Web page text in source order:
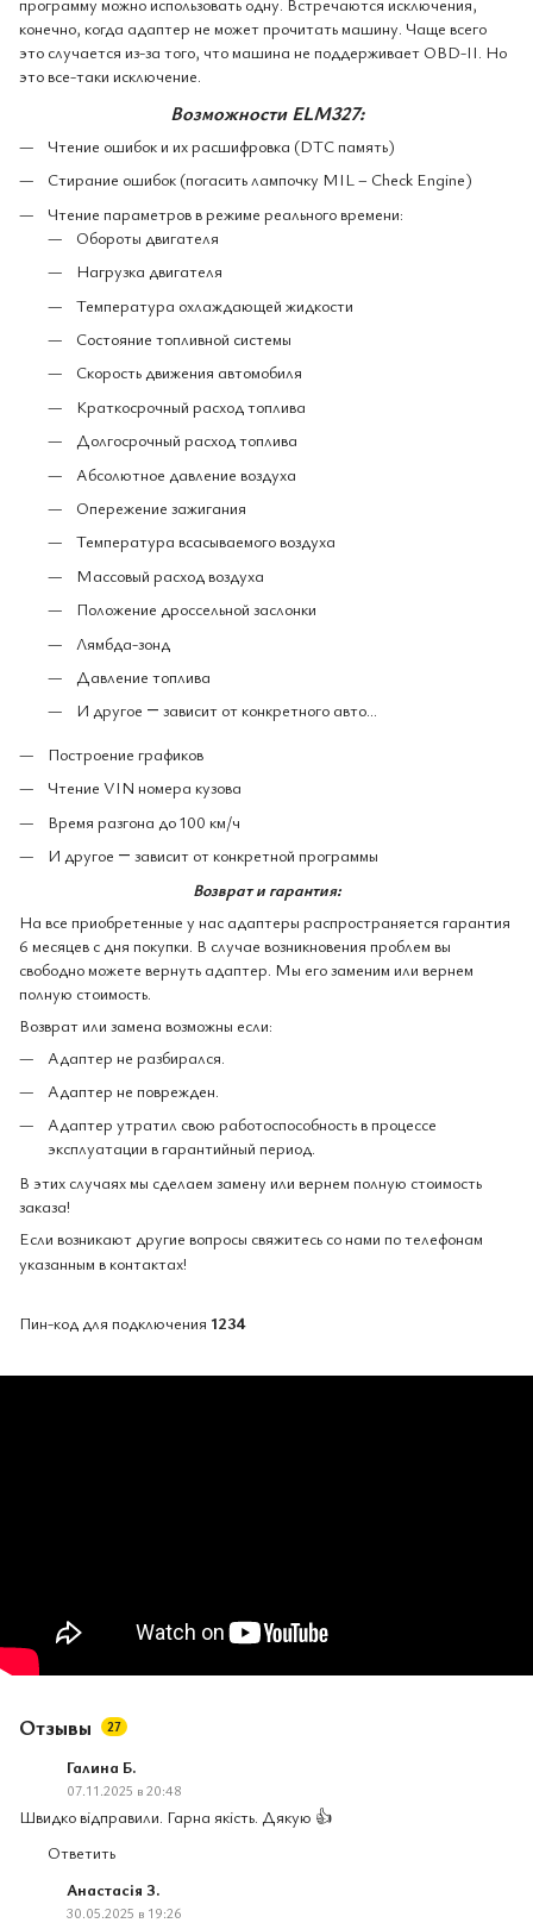
конечно, когда адаптер не может прочитать машину. Чаще всего
это случается из-за того, что машина не поддерживает OBD-II. Но
это все-таки исключение.
Возможности ELM327:
Чтение ошибок и их расшифровка (DTC память)
Стирание ошибок (погасить лампочку MIL – Check Engine)
Чтение параметров в режиме реального времени:
Обороты двигателя
Нагрузка двигателя
Температура охлаждающей жидкости
Состояние топливной системы
Скорость движения автомобиля
Краткосрочный расход топлива
Долгосрочный расход топлива
Абсолютное давление воздуха
Опережение зажигания
Температура всасываемого воздуха
Массовый расход воздуха
Положение дроссельной заслонки
Лямбда-зонд
Давление топлива
И другое ― зависит от конкретного авто...
Построение графиков
Чтение VIN номера кузова
Время разгона до 100 км/ч
И другое ― зависит от конкретной программы
Возврат и гарантия:
На все приобретенные у нас адаптеры распространяется гарантия
6 месяцев с дня покупки. В случае возникновения проблем вы
свободно можете вернуть адаптер. Мы его заменим или вернем
полную стоимость.
Возврат или замена возможны если:
Адаптер не разбирался.
Адаптер не поврежден.
Адаптер утратил свою работоспособность в процессе
эксплуатации в гарантийный период.
В этих случаях мы сделаем замену или вернем полную стоимость
заказа!
Если возникают другие вопросы свяжитесь со нами по телефонам
указанным в контактах!
Пин-код для подключения 1234
Отзывы 27
Галина Б.
07.11.2025 в 20:48
Швидко відправили. Гарна якість. Дякую 👍
Ответить
Анастасія З.
30.05.2025 в 19:26